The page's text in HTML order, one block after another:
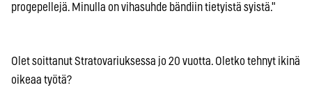
progepellejä. Minulla on vihasuhde bändiin tietyistä syistä."
Olet soittanut Stratovariuksessa jo 20 vuotta. Oletko tehnyt ikinä
oikeaa työtä?